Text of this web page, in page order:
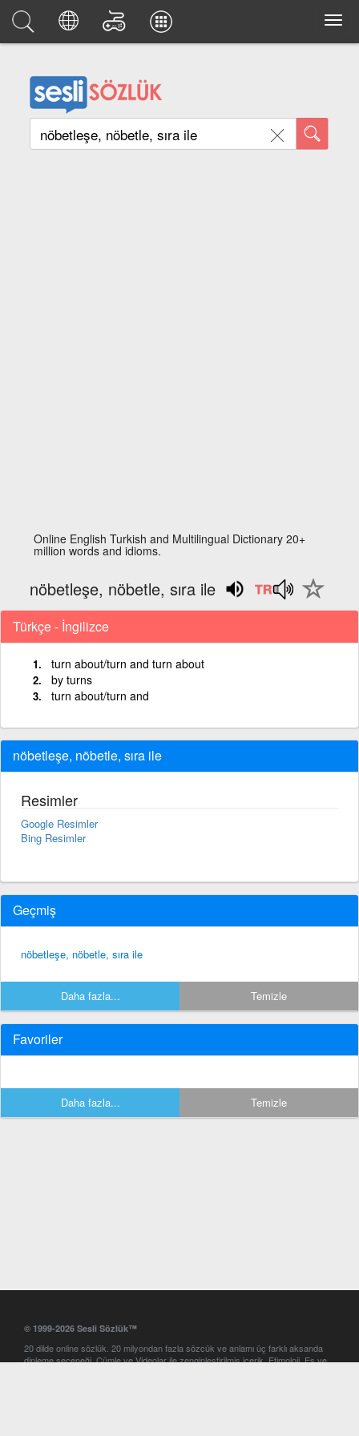
Online English Turkish and Multilingual Dictionary 20+
million words and idioms.
nöbetleşe, nöbetle, sıra ile
Türkçe - İngilizce
turn about/turn and turn about
by turns
turn about/turn and
nöbetleşe, nöbetle, sıra ile
Resimler
Google Resimler
Bing Resimler
Geçmiş
nöbetleşe, nöbetle, sıra ile
Daha fazla... Temizle
Favoriler
Daha fazla... Temizle
© 1999-2026 Sesli Sözlük™
20 dilde online sözlük. 20 milyondan fazla sözcük ve anlamı üç farklı aksanda
dinleme seçeneği. Cümle ve Videolar ile zenginleştirilmiş içerik. Etimoloji, Eş ve